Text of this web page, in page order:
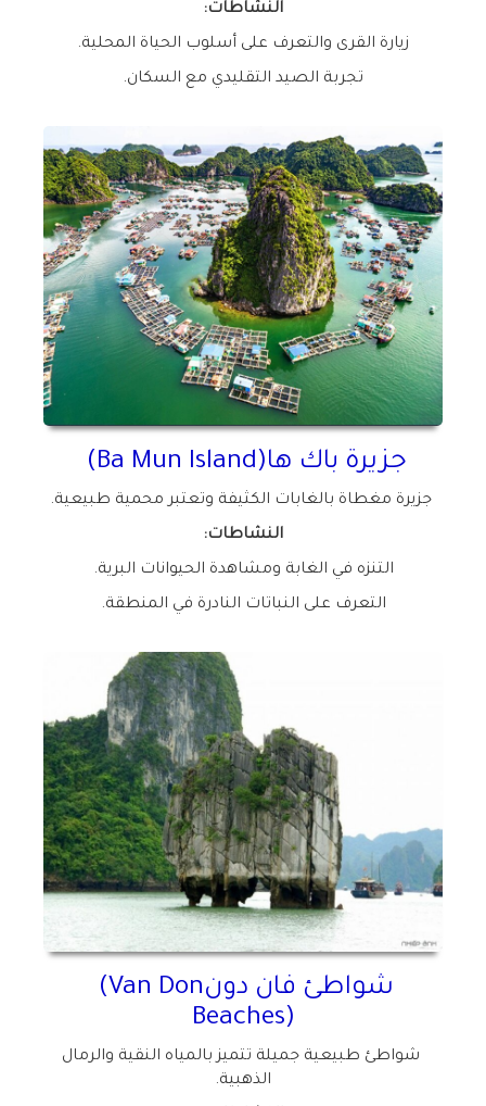
النشاطات:
زيارة القرى والتعرف على أسلوب الحياة المحلية.
تجربة الصيد التقليدي مع السكان.
جزيرة باك ها(Ba Mun Island)
جزيرة مغطاة بالغابات الكثيفة وتعتبر محمية طبيعية.
النشاطات:
التنزه في الغابة ومشاهدة الحيوانات البرية.
التعرف على النباتات النادرة في المنطقة.
شواطئ فان دون(Van Don
Beaches)
شواطئ طبيعية جميلة تتميز بالمياه النقية والرمال
الذهبية.